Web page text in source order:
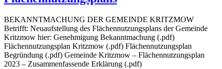
BEKANNTMACHUNG DER GEMEINDE KRITZMOW
Betrifft: Neuaufstellung des Flächennutzungsplans der Gemeinde
Kritzmow hier: Genehmigung Bekanntmachung (.pdf)
Flächennutzungsplan Kritzmow (.pdf) Flächennutzungsplan
Begründung (.pdf) Gemeinde Kritzmow – Flächennutzungsplan
2023 – Zusammenfassende Erklärung (.pdf)